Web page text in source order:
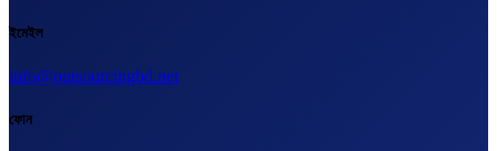
ইমেইল
info@outsourcingbd.net
ফোন